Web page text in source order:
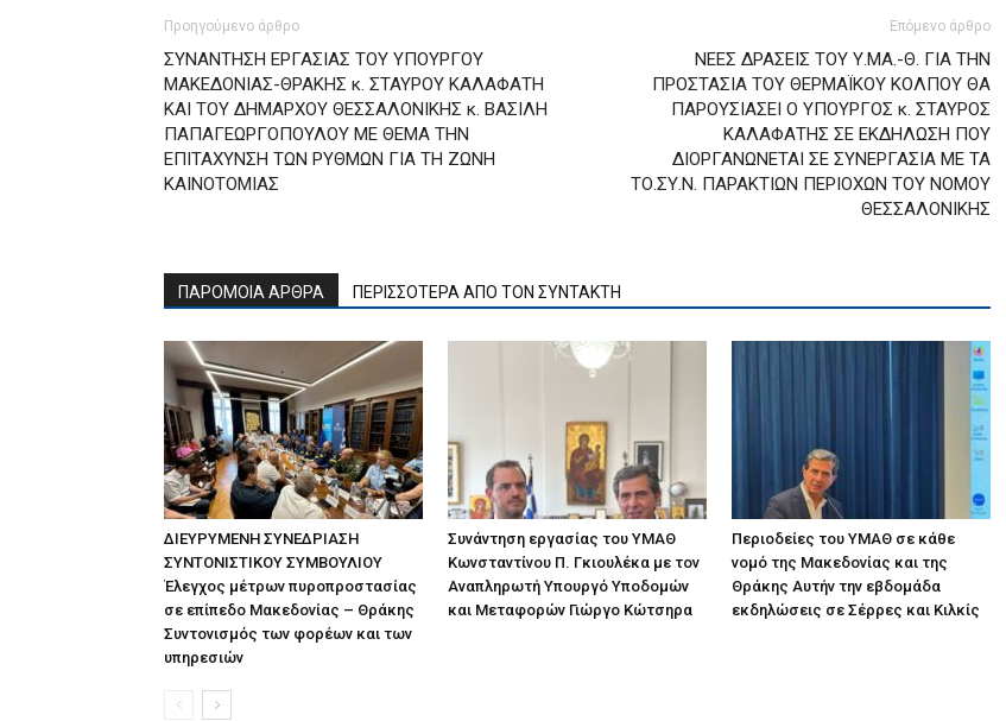
Προηγούμενο άρθρο
ΣΥΝΑΝΤΗΣΗ ΕΡΓΑΣΙΑΣ ΤΟΥ ΥΠΟΥΡΓΟΥ
ΜΑΚΕΔΟΝΙΑΣ-ΘΡΑΚΗΣ κ. ΣΤΑΥΡΟΥ ΚΑΛΑΦΑΤΗ
ΚΑΙ ΤΟΥ ΔΗΜΑΡΧΟΥ ΘΕΣΣΑΛΟΝΙΚΗΣ κ. ΒΑΣΙΛΗ
ΠΑΠΑΓΕΩΡΓΟΠΟΥΛΟΥ ΜΕ ΘΕΜΑ ΤΗΝ
ΕΠΙΤΑΧΥΝΣΗ ΤΩΝ ΡΥΘΜΩΝ ΓΙΑ ΤΗ ΖΩΝΗ
ΚΑΙΝΟΤΟΜΙΑΣ
Επόμενο άρθρο
ΝΕΕΣ ΔΡΑΣΕΙΣ ΤΟΥ Υ.ΜΑ.-Θ. ΓΙΑ ΤΗΝ
ΠΡΟΣΤΑΣΙΑ ΤΟΥ ΘΕΡΜΑΪΚΟΥ ΚΟΛΠΟΥ ΘΑ
ΠΑΡΟΥΣΙΑΣEI O ΥΠΟΥΡΓΟΣ κ. ΣΤΑΥΡΟΣ
ΚΑΛΑΦΑΤΗΣ ΣΕ ΕΚΔΗΛΩΣΗ ΠΟΥ
ΔΙΟΡΓΑΝΩΝΕΤΑΙ ΣΕ ΣΥΝΕΡΓΑΣΙΑ ΜΕ ΤΑ
ΤΟ.ΣΥ.Ν. ΠΑΡΑΚΤΙΩΝ ΠΕΡΙΟΧΩΝ ΤΟΥ ΝΟΜΟΥ
ΘΕΣΣΑΛΟΝΙΚΗΣ
ΠΑΡΟΜΟΙΑ ΑΡΘΡΑ ΠΕΡΙΣΣΟΤΕΡΑ ΑΠΟ ΤΟΝ ΣΥΝΤΑΚΤΗ
ΔΙΕΥΡΥΜΕΝΗ ΣΥΝΕΔΡΙΑΣΗ
ΣΥΝΤΟΝΙΣΤΙΚΟΥ ΣΥΜΒΟΥΛΙΟΥ
Έλεγχος μέτρων πυροπροστασίας
σε επίπεδο Μακεδονίας – Θράκης
Συντονισμός των φορέων και των
υπηρεσιών
Συνάντηση εργασίας του ΥΜΑΘ
Κωνσταντίνου Π. Γκιουλέκα με τον
Αναπληρωτή Υπουργό Υποδομών
και Μεταφορών Γιώργο Κώτσηρα
Περιοδείες του ΥΜΑΘ σε κάθε
νομό της Μακεδονίας και της
Θράκης Αυτήν την εβδομάδα
εκδηλώσεις σε Σέρρες και Κιλκίς